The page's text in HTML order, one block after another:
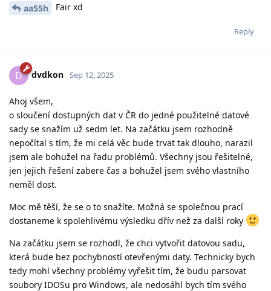
aa55h Fair xd
Reply
D dvdkon Sep 12, 2025
Ahoj všem,
o sloučení dostupných dat v ČR do jedné použitelné datové
sady se snažím už sedm let. Na začátku jsem rozhodně
nepočítal s tím, že mi celá věc bude trvat tak dlouho, narazil
jsem ale bohužel na řadu problémů. Všechny jsou řešitelné,
jen jejich řešení zabere čas a bohužel jsem svého vlastního
neměl dost.
Moc mě těší, že se o to snažíte. Možná se společnou prací
dostaneme k spolehlivému výsledku dřív než za další roky
Na začátku jsem se rozhodl, že chci vytvořit datovou sadu,
která bude bez pochybností otevřenými daty. Technicky bych
tedy mohl všechny problémy vyřešit tím, že budu parsovat
soubory IDOSu pro Windows, ale nedosáhl bych tím svého